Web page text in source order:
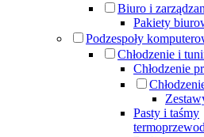
Biuro i
Pakiety
Podzespoły
Chłodzenie i
Chłodzenie
Pasty i taśmy